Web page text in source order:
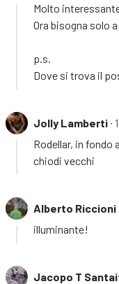
Molto
Ora bisogna solo
p.s.
Dove si trova il
Jolly Lamberti ∙
Rodellar, in fondo
chiodi vecchi
Alberto Riccioni
illuminante!
Jacopo T